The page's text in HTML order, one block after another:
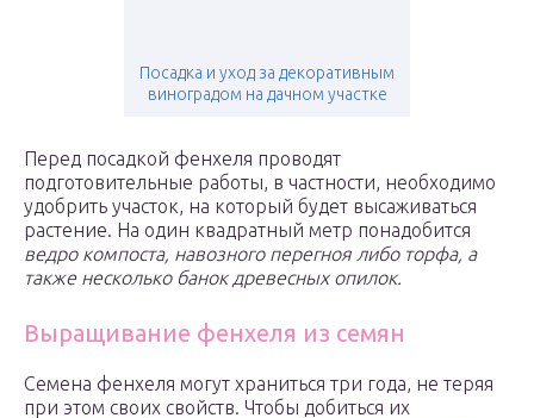
Посадка и уход за декоративным
виноградом на дачном участке
Перед посадкой фенхеля проводят
подготовительные работы, в частности, необходимо
удобрить участок, на который будет высаживаться
растение. На один квадратный метр понадобится
ведро компоста, навозного перегноя либо торфа, а
также несколько банок древесных опилок.
Выращивание фенхеля из семян
Семена фенхеля могут храниться три года, не теряя
при этом своих свойств. Чтобы добиться их